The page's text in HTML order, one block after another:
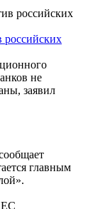
российских
не
заявил
главным